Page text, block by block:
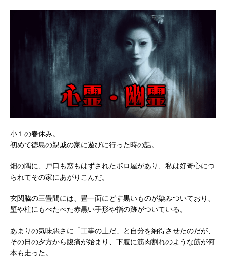
小１の春休み。
初めて徳島の親戚の家に遊びに行った時の話。
畑の隅に、戸口も窓もはずされたボロ屋があり、私は好奇心につ
られてその家にあがりこんだ。
玄関脇の三畳間には、畳一面にどす黒いものが染みついており、
壁や柱にもべたべた赤黒い手形や指の跡がついている。
あまりの気味悪さに「工事の土だ」と自分を納得させたのだが、
その日の夕方から腹痛が始まり、下腹に筋肉割れのような筋が何
本も走った。